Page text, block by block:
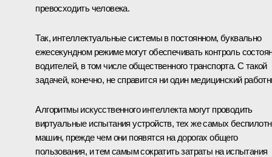
превосходить человека.
Так, интеллектуальные системы в постоянном, буквально
ежесекундном режиме могут обеспечивать контроль
водителей, в том числе общественного транспорта. С такой
задачей, конечно, не справится ни один медицинский
Алгоритмы искусственного интеллекта могут проводить
виртуальные испытания устройств, тех же самых
машин, прежде чем они появятся на дорогах общего
пользования, и тем самым сократить затраты на испытания